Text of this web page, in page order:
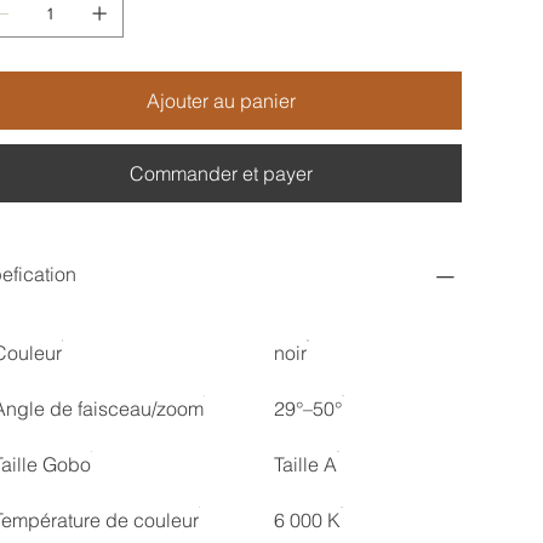
Ajouter au panier
Commander et payer
noir
de faisceau/zoom 29°–50°
Gobo Taille A
de couleur 6 000 K